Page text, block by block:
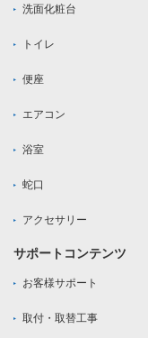
洗面化粧台
トイレ
便座
エアコン
浴室
蛇口
アクセサリー
サポートコンテンツ
お客様サポート
取付・取替工事